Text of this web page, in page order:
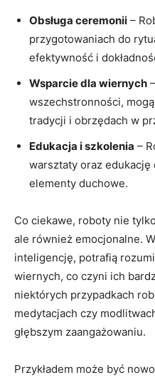
Obsługa ceremonii –
przygotowaniach do
efektywność i
Wsparcie dla wiernych
wszechstronności,
tradycji i obrzędach w
Edukacja i szkolenia –
warsztaty oraz edukację
elementy duchowe.
Co ciekawe, roboty nie
ale również emocjonalne.
inteligencję, potrafią
wiernych, co czyni ich
niektórych przypadkach
medytacjach czy
głębszym zaangażowaniu.
Przykładem może być